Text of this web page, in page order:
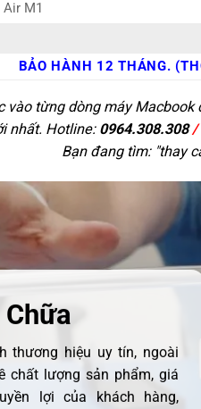
M1
BẢO HÀNH 12 THÁNG.
từng dòng máy
nhất. Hotline: 0964.308.308/
Bạn đang tìm: "thay
thương hiệu uy tín, ngoài
chất lượng sản phẩm, giá
lợi của khách hàng,